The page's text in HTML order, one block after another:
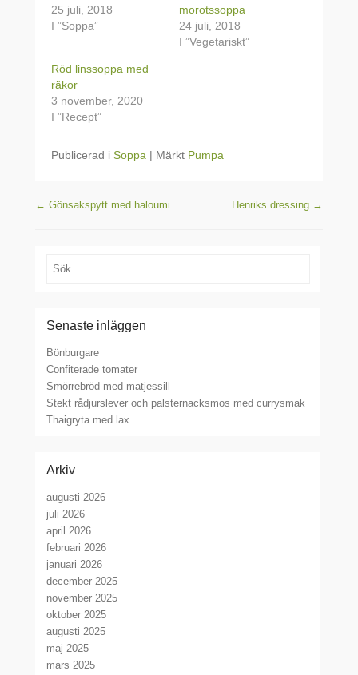
25 juli, 2018
I ”Soppa”
morotssoppa
24 juli, 2018
I ”Vegetariskt”
Röd linssoppa med
räkor
3 november, 2020
I ”Recept”
Publicerad i Soppa | Märkt Pumpa
Inläggsnavigering
← Gönsakspytt med haloumi Henriks dressing →
Sök
Senaste inläggen
Bönburgare
Confiterade tomater
Smörrebröd med matjessill
Stekt rådjurslever och palsternacksmos med currysmak
Thaigryta med lax
Arkiv
augusti 2026
juli 2026
april 2026
februari 2026
januari 2026
december 2025
november 2025
oktober 2025
augusti 2025
maj 2025
mars 2025